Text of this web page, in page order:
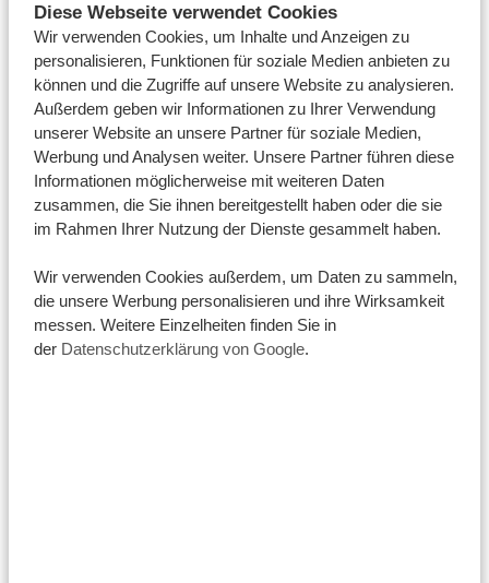
Diese Webseite verwendet Cookies
Wir verwenden Cookies, um Inhalte und Anzeigen zu
personalisieren, Funktionen für soziale Medien anbieten zu
können und die Zugriffe auf unsere Website zu analysieren.
Außerdem geben wir Informationen zu Ihrer Verwendung
unserer Website an unsere Partner für soziale Medien,
Werbung und Analysen weiter. Unsere Partner führen diese
Informationen möglicherweise mit weiteren Daten
zusammen, die Sie ihnen bereitgestellt haben oder die sie
im Rahmen Ihrer Nutzung der Dienste gesammelt haben.
Wir verwenden Cookies außerdem, um Daten zu sammeln,
die unsere Werbung personalisieren und ihre Wirksamkeit
messen. Weitere Einzelheiten finden Sie in
der Datenschutzerklärung von Google.
Aber das ist noch nicht alles …
Tanzania Specialist ist nicht nur Mitglied der SGR,
niederländische Vertreter der Reiseindustrie
garantiert, dass unsere Dienstleistungen einen
bestimmten Qualitätsstandard einhalten. So können